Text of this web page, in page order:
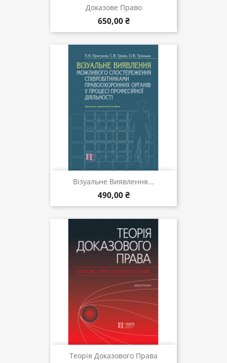
Доказове Право
650,00 ₴
Візуальне Виявлення...
490,00 ₴
Теорія Доказового Права